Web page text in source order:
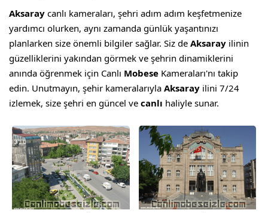
Aksaray canlı kameraları, şehri adım adım keşfetmenize
yardımcı olurken, aynı zamanda günlük yaşantınızı
planlarken size önemli bilgiler sağlar. Siz de Aksaray ilinin
güzelliklerini yakından görmek ve şehrin dinamiklerini
anında öğrenmek için Canlı Mobese Kameraları'nı takip
edin. Unutmayın, şehir kameralarıyla Aksaray ilini 7/24
izlemek, size şehri en güncel ve canlı haliyle sunar.